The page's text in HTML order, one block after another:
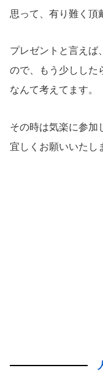
思って、有り難く頂
プレゼントと言えば
ので、もう少しした
なんて考えてます。
その時は気楽に参加
宜しくお願いいたし